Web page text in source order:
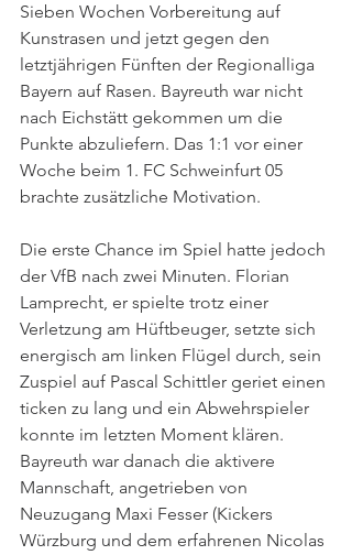
Sieben Wochen Vorbereitung auf
Kunstrasen und jetzt gegen den
letztjährigen Fünften der Regionalliga
Bayern auf Rasen. Bayreuth war nicht
nach Eichstätt gekommen um die
Punkte abzuliefern. Das 1:1 vor einer
Woche beim 1. FC Schweinfurt 05
brachte zusätzliche Motivation.
Die erste Chance im Spiel hatte jedoch
der VfB nach zwei Minuten. Florian
Lamprecht, er spielte trotz einer
Verletzung am Hüftbeuger, setzte sich
energisch am linken Flügel durch, sein
Zuspiel auf Pascal Schittler geriet einen
ticken zu lang und ein Abwehrspieler
konnte im letzten Moment klären.
Bayreuth war danach die aktivere
Mannschaft, angetrieben von
Neuzugang Maxi Fesser (Kickers
Würzburg und dem erfahrenen Nicolas